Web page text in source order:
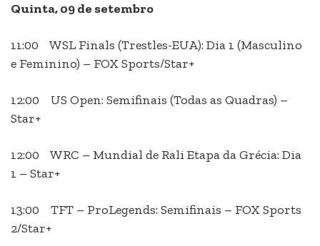
Quinta, 09 de setembro
11:00 WSL Finals (Trestles-EUA): Dia 1 (Masculino
e Feminino) – FOX Sports/Star+
12:00 US Open: Semifinais (Todas as Quadras) –
Star+
12:00 WRC – Mundial de Rali Etapa da Grécia: Dia
1 – Star+
13:00 TFT – ProLegends: Semifinais – FOX Sports
2/Star+